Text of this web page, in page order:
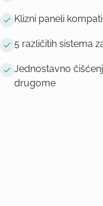
Klizni paneli
5 različitih sistema
Jednostavno
drugome